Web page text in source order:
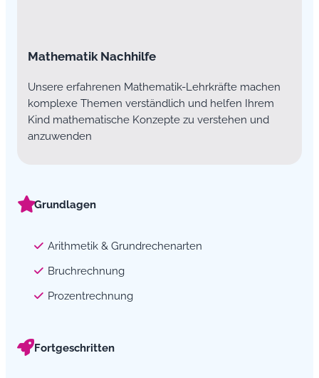
Mathematik Nachhilfe
Unsere erfahrenen Mathematik-Lehrkräfte machen
komplexe Themen verständlich und helfen Ihrem
Kind mathematische Konzepte zu verstehen und
anzuwenden
Grundlagen
Arithmetik & Grundrechenarten
Bruchrechnung
Prozentrechnung
Fortgeschritten